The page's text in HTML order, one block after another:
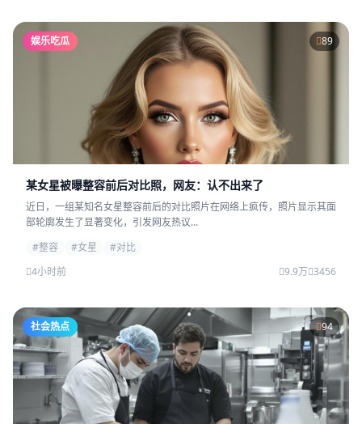
娱乐吃瓜 89
某女星被曝整容前后对比照，网友：认不出来了
近日，一组某知名女星整容前后的对比照片在网络上疯传，照片显示其面
部轮廓发生了显著变化，引发网友热议...
#整容
#女星
#对比
4小时前
9.9万 3456
社会热点 94